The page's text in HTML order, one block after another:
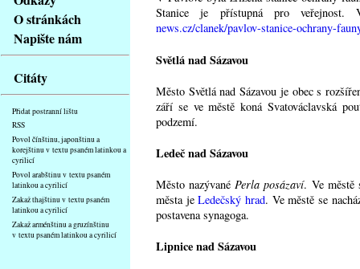
základní
Hlavní
strana
O stránkách
Napište nám
Citáty
Přidat postranní lištu
RSS
Povol čínštinu, japonštinu a
korejštinu v textu psaném latinkou a
cyrilicí
Povol arabštinu v textu psaném
latinkou a cyrilicí
Zakaž thajštinu v textu psaném
latinkou a cyrilicí
Zakaž arménštinu a gruzínštinu
v textu psaném latinkou a cyrilicí
Stanice je přístupná pro
news.cz/clanek/pavlov-stanice-ochrany-
Světlá nad Sázavou
Město Světlá nad Sázavou je obec s
září se ve městě koná Svatováclavská
podzemí.
Ledeč nad Sázavou
Město nazývanéPerla posázaví. Ve městě
města jeLedečský hrad. Ve městě se
postavena synagoga.
Lipnice nad Sázavou